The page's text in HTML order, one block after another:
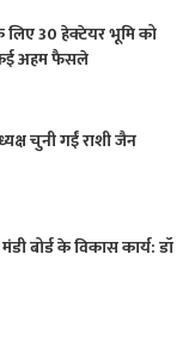
लिए 30 हेक्टेयर भूमि को
कई अहम फैसले
चुनी गईं राशी जैन
बोर्ड के विकास कार्य: डॉ